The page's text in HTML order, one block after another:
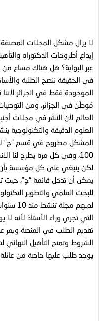
لا يزال مشكل المجلات المصنفة
إيداع أطروحات الدكتوراه
عبر البوابة؟ هل هناك مساع من
في الحقيقة ننصح الطلبة
الموجودة فقط في الجزائر
مُوطّن في الجزائر، ومن
العالم لأن النشر في مجلات
العلوم الدقيقة
المشكل مطروح في قسم “ج”
100، وفي كل مرة يطرح لنا
لكن ينبغي على كل مؤسسة بأن
يمكن أن تدخل قائمة “ج”، حيث
للبحث العلمي والتطوير
لديهم
التي تجري وراء الأستاذ لأنه
تقديم الطلب في المنصة ويمر عبر
الشروط وتمنح التأهيل النهائي
يوجد طلب عليها خاصة من عائلة